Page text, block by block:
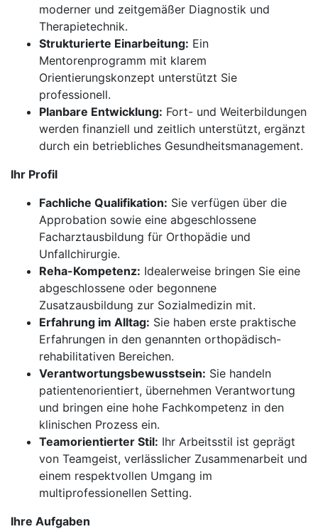
moderner und zeitgemäßer Diagnostik und
Therapietechnik.
Strukturierte Einarbeitung: Ein
Mentorenprogramm mit klarem
Orientierungskonzept unterstützt Sie
professionell.
Planbare Entwicklung: Fort- und Weiterbildungen
werden finanziell und zeitlich unterstützt, ergänzt
durch ein betriebliches Gesundheitsmanagement.
Ihr Profil
Fachliche Qualifikation: Sie verfügen über die
Approbation sowie eine abgeschlossene
Facharztausbildung für Orthopädie und
Unfallchirurgie.
Reha-Kompetenz: Idealerweise bringen Sie eine
abgeschlossene oder begonnene
Zusatzausbildung zur Sozialmedizin mit.
Erfahrung im Alltag: Sie haben erste praktische
Erfahrungen in den genannten orthopädisch-
rehabilitativen Bereichen.
Verantwortungsbewusstsein: Sie handeln
patientenorientiert, übernehmen Verantwortung
und bringen eine hohe Fachkompetenz in den
klinischen Prozess ein.
Teamorientierter Stil: Ihr Arbeitsstil ist geprägt
von Teamgeist, verlässlicher Zusammenarbeit und
einem respektvollen Umgang im
multiprofessionellen Setting.
Ihre Aufgaben